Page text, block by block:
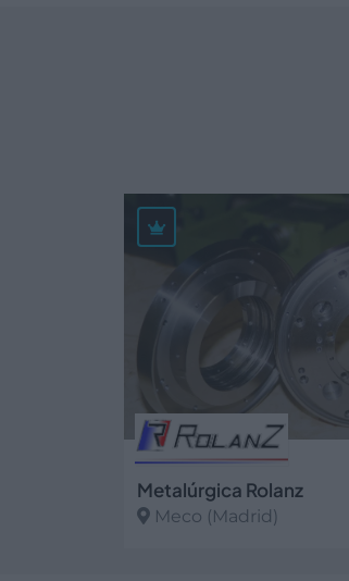
Metalúrgica Rolanz
Meco (Madrid)